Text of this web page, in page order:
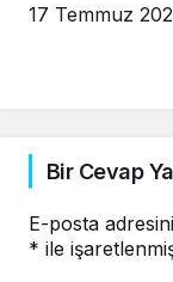
17 Temmuz
Bir Cevap
E-posta
* ile